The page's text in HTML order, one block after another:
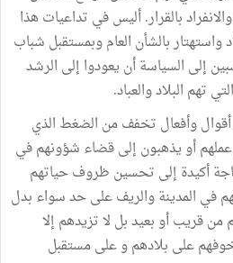
بالقرار. أليس في تداعيات هذا
واستهتار بالشأن العام وبمستقبل شباب
إلى السياسة أن يعودوا إلى الرشد
تهم البلاد والعباد.
وأفعال تخفف من الضغط الذي
عملهم أو يذهبون إلى قضاء شؤونهم في
أكيدة إلى تحسين ظروف حياتهم
في المدينة والريف على حد سواء بدل
من قريب أو بعيد بل لا تزيدهم إلا
على بلادهم و على مستقبل